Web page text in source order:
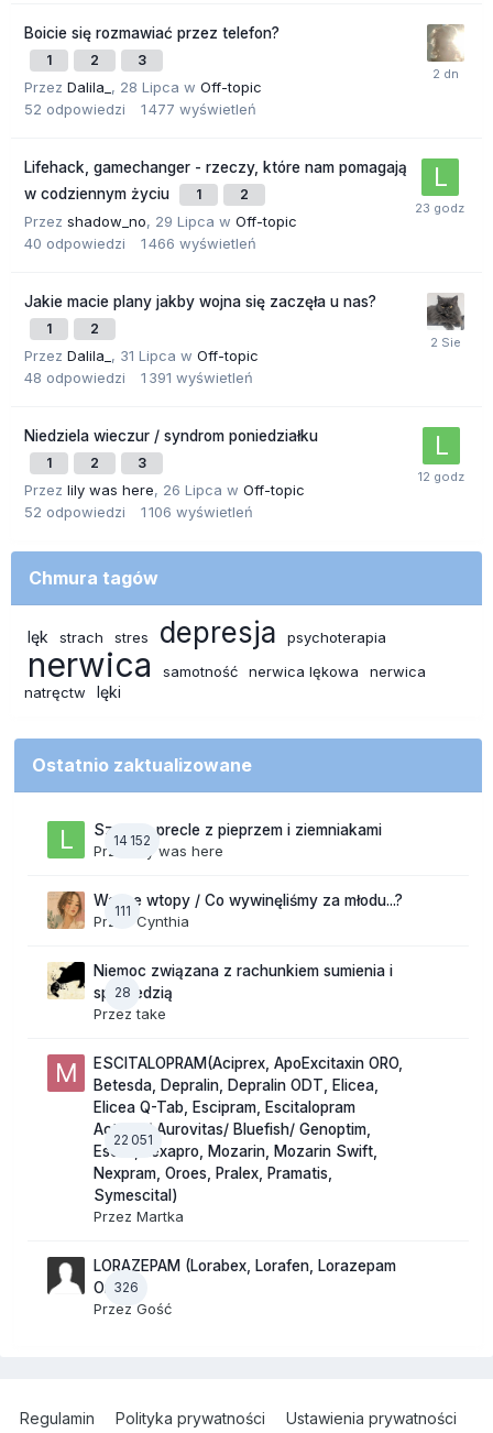
Boicie się rozmawiać przez telefon?
1 2 3
Przez Dalila_ , 28 Lipca w Off-topic
52 odpowiedzi 1 477 wyświetleń
Lifehack, gamechanger - rzeczy, które nam pomagają
w codziennym życiu
1 2
Przez shadow_no, 29 Lipca w Off-topic
40 odpowiedzi 1 466 wyświetleń
Jakie macie plany jakby wojna się zaczęła u nas?
1 2
Przez Dalila_ , 31 Lipca w Off-topic
48 odpowiedzi 1 391 wyświetleń
Niedziela wieczur / syndrom poniedziałku
1 2 3
Przez lily was here, 26 Lipca w Off-topic
52 odpowiedzi 1 106 wyświetleń
Chmura tagów
lęk strach stres depresja psychoterapia
nerwica samotność nerwica lękowa
nerwica
natręctw
lęki
Ostatnio zaktualizowane
14 152
Szalone precle z pieprzem i ziemniakami
Przezlily was here
111
Wasze wtopy / Co wywinęliśmy za młodu...?
Przez Cynthia
28
Niemoc związana z rachunkiem sumienia i
spowiedzią
Przeztake
22 051
ESCITALOPRAM(Aciprex, ApoExcitaxin ORO,
Betesda, Depralin, Depralin ODT, Elicea,
Elicea Q-Tab, Escipram, Escitalopram
Actavis/ Aurovitas/ Bluefish/ Genoptim,
Escitil, Lexapro, Mozarin, Mozarin Swift,
Nexpram, Oroes, Pralex, Pramatis,
Symescital)
Przez Martka
326
LORAZEPAM (Lorabex, Lorafen, Lorazepam
Orion)
Przez Gość
Regulamin Polityka prywatności
Ustawienia prywatności